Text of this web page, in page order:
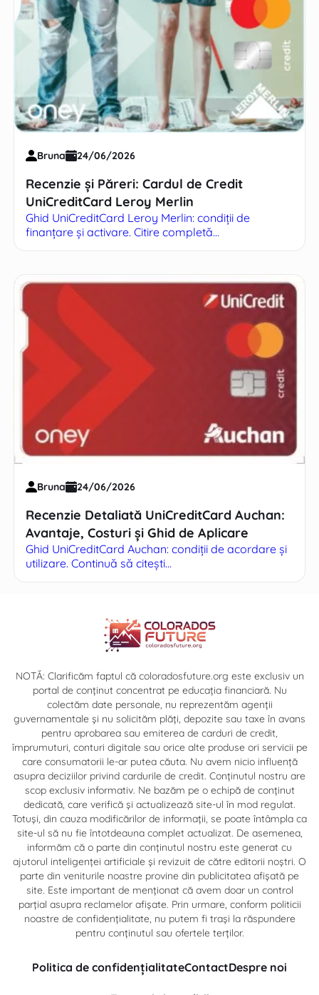
Bruna 24/06/2026
Recenzie și Păreri: Cardul de Credit
UniCreditCard Leroy Merlin
Ghid UniCreditCard Leroy Merlin: condiții de
finanțare și activare. Citire completă...
Bruna 24/06/2026
Recenzie Detaliată UniCreditCard Auchan:
Avantaje, Costuri și Ghid de Aplicare
Ghid UniCreditCard Auchan: condiții de acordare și
utilizare. Continuă să citești...
NOTĂ: Clarificăm faptul că coloradosfuture.org este exclusiv un
portal de conținut concentrat pe educația financiară. Nu
colectăm date personale, nu reprezentăm agenții
guvernamentale și nu solicităm plăți, depozite sau taxe în avans
pentru aprobarea sau emiterea de carduri de credit,
împrumuturi, conturi digitale sau orice alte produse ori servicii pe
care consumatorii le-ar putea căuta. Nu avem nicio influență
asupra deciziilor privind cardurile de credit. Conținutul nostru are
scop exclusiv informativ. Ne bazăm pe o echipă de conținut
dedicată, care verifică și actualizează site-ul în mod regulat.
Totuși, din cauza modificărilor de informații, se poate întâmpla ca
site-ul să nu fie întotdeauna complet actualizat. De asemenea,
informăm că o parte din conținutul nostru este generat cu
ajutorul inteligenței artificiale și revizuit de către editorii noștri. O
parte din veniturile noastre provine din publicitatea afișată pe
site. Este important de menționat că avem doar un control
parțial asupra reclamelor afișate. Prin urmare, conform politicii
noastre de confidențialitate, nu putem fi trași la răspundere
pentru conținutul sau ofertele terților.
Politica de confidențialitateContactDespre noi